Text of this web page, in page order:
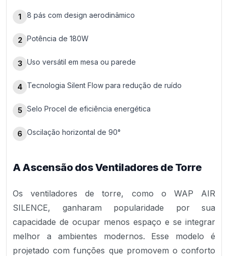
1 8 pás com design aerodinâmico
2 Potência de 180W
3 Uso versátil em mesa ou parede
4 Tecnologia Silent Flow para redução de ruído
5 Selo Procel de eficiência energética
6 Oscilação horizontal de 90°
A Ascensão dos Ventiladores de Torre
Os ventiladores de torre, como o WAP AIR
SILENCE, ganharam popularidade por sua
capacidade de ocupar menos espaço e se integrar
melhor a ambientes modernos. Esse modelo é
projetado com funções que promovem o conforto